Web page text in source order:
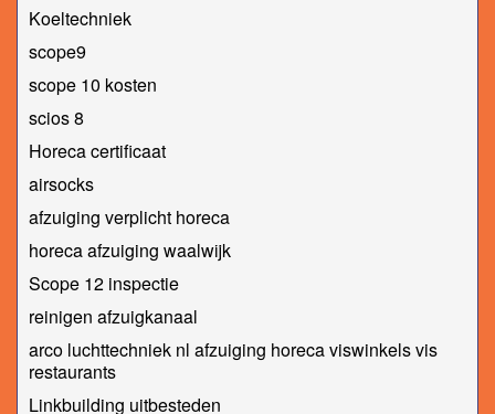
Koeltechniek
scope9
scope 10 kosten
scios 8
Horeca certificaat
airsocks
afzuiging verplicht horeca
horeca afzuiging waalwijk
Scope 12 inspectie
reinigen afzuigkanaal
arco luchttechniek nl afzuiging horeca viswinkels vis
restaurants
Linkbuilding uitbesteden